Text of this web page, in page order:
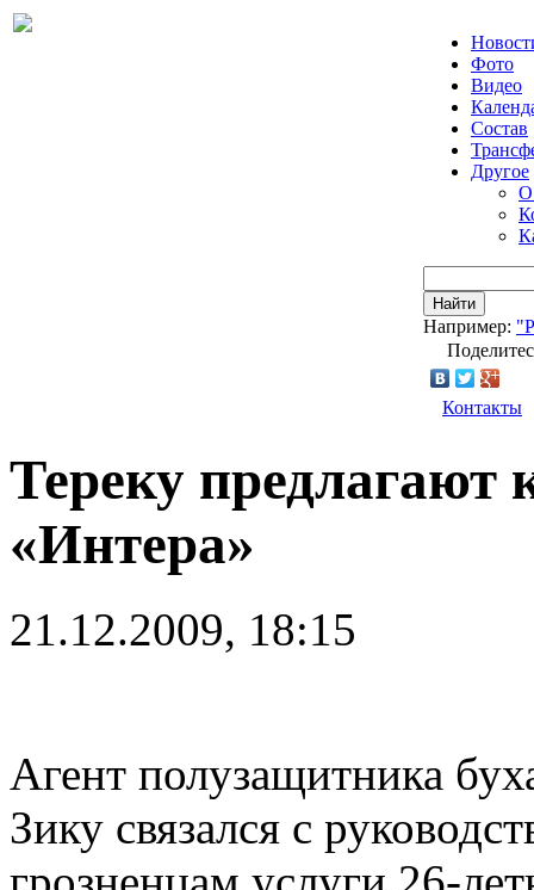
Фото
Видео
Состав
Другое
О
Найти
Например:
Контакты
Тереку предлагают
«Интера»
21.12.2009, 18:15
Агент полузащитника
Зику связался с